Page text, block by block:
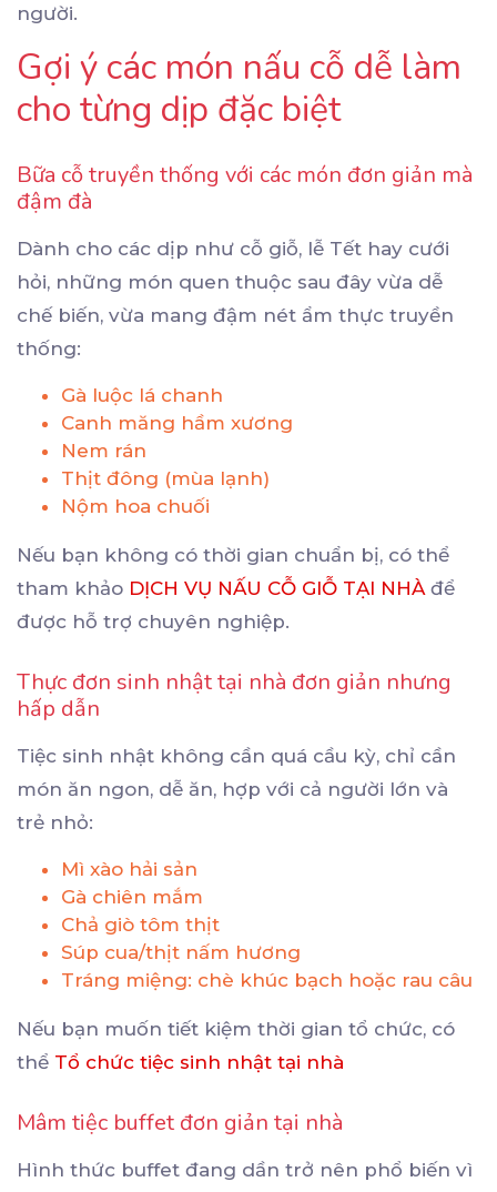
người.
Gợi ý các món nấu cỗ dễ làm
cho từng dịp đặc biệt
Bữa cỗ truyền thống với các món đơn giản mà
đậm đà
Dành cho các dịp như cỗ giỗ, lễ Tết hay cưới
hỏi, những món quen thuộc sau đây vừa dễ
chế biến, vừa mang đậm nét ẩm thực truyền
thống:
Gà luộc lá chanh
Canh măng hầm xương
Nem rán
Thịt đông (mùa lạnh)
Nộm hoa chuối
Nếu bạn không có thời gian chuẩn bị, có thể
tham khảo DỊCH VỤ NẤU CỖ GIỖ TẠI NHÀ để
được hỗ trợ chuyên nghiệp.
Thực đơn sinh nhật tại nhà đơn giản nhưng
hấp dẫn
Tiệc sinh nhật không cần quá cầu kỳ, chỉ cần
món ăn ngon, dễ ăn, hợp với cả người lớn và
trẻ nhỏ:
Mì xào hải sản
Gà chiên mắm
Chả giò tôm thịt
Súp cua/thịt nấm hương
Tráng miệng: chè khúc bạch hoặc rau câu
Nếu bạn muốn tiết kiệm thời gian tổ chức, có
thể Tổ chức tiệc sinh nhật tại nhà
Mâm tiệc buffet đơn giản tại nhà
Hình thức buffet đang dần trở nên phổ biến vì